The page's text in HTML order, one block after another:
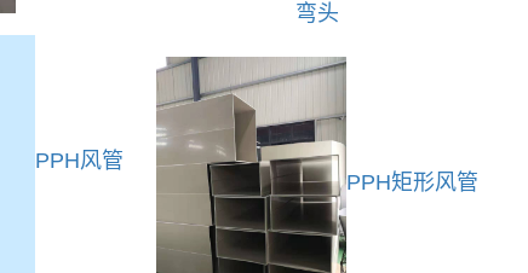
弯头
PPH风管
PPH矩形风管